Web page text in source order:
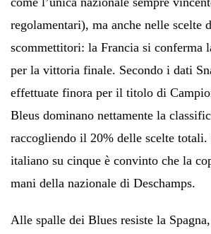
regolamentari), ma anche nelle scelte
scommettitori: la Francia si conferma
per la vittoria finale. Secondo i dati
effettuate finora per il titolo di
Bleus dominano nettamente la
raccogliendo il 20% delle scelte totali.
italiano su cinque è convinto che la
mani della nazionale di Deschamps.
Alle spalle dei Blues resiste la